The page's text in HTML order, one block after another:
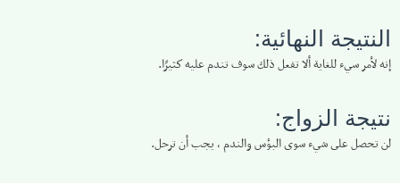
النتيجة النهائية:
إنه لأمر سيء للغاية ألا تفعل ذلك سوف تندم عليه كثيرًا.
نتيجة الزواج:
لن تحصل على شيء سوى البؤس والندم ، يجب أن ترحل.